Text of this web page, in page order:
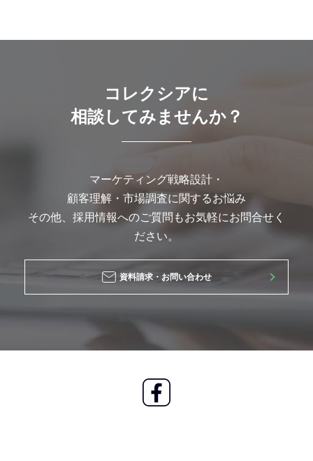
コレクシアに
相談してみませんか？
マーケティング戦略設計・
顧客理解・市場調査に関するお悩み
その他、採用情報へのご質問もお気軽にお問合せく
ださい。
資料請求・お問い合わせ